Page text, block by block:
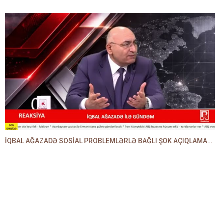
İQBAL AĞAZADƏ SOSİAL PROBLEMLƏRLƏ BAĞLI ŞOK AÇIQLAMALAR VERDİ